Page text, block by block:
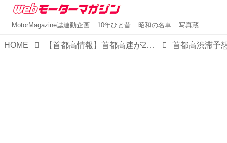
MotorMagazine誌連動企画 10年ひと昔 昭和の名車 写真蔵
HOME 【首都高情報】首都高速が2025年12月の渋滞予想カレンダーを発表。月の後半から年末休みまでは渋滞が多そうだ